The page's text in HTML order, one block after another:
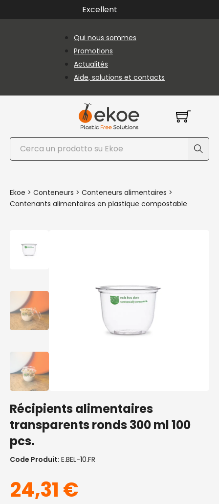
Passer au contenu principal
Passer au pied de page
Excellent
Qui nous sommes
Promotions
Actualités
Aide, solutions et contacts
Rechercher
Ekoe > Conteneurs > Conteneurs alimentaires >
Contenants alimentaires en plastique compostable
Récipients alimentaires
transparents ronds 300 ml 100
pcs.
Code Produit: E.BEL-10.FR
24,31 €